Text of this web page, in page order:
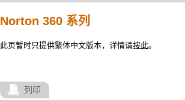
Norton 360 系列
此页暂时只提供繁体中文版本，详情请按此。
列印